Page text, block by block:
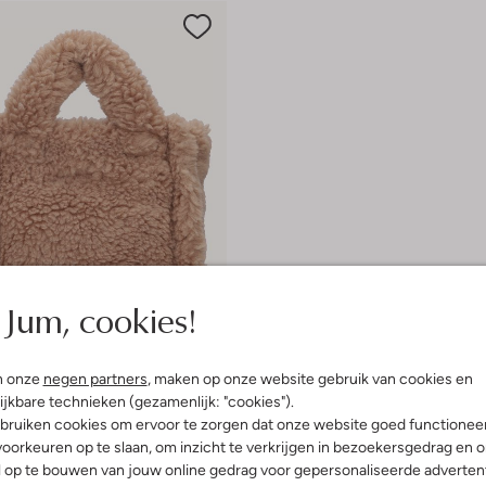
Jum, cookies!
onze negen partners, maken op onze website gebruik van cookies en
technieken (gezamenlijk: "cookies").
cookies om ervoor te zorgen dat onze website goed
op te slaan, om inzicht te verkrijgen in bezoekersgedrag en
op te bouwen van jouw online gedrag voor gepersonaliseerde
24,99